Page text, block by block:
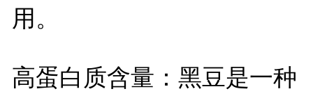
用。
高蛋白质含量：黑豆是一种